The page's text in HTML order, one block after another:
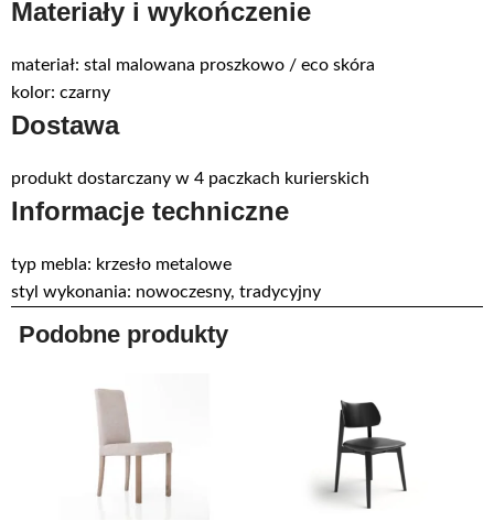
Materiały i wykończenie
materiał: stal malowana proszkowo / eco skóra
kolor: czarny
Dostawa
produkt dostarczany w 4 paczkach kurierskich
Informacje techniczne
typ mebla: krzesło metalowe
styl wykonania: nowoczesny, tradycyjny
Podobne produkty